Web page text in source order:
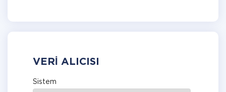
VERI ALICISI
Sistem